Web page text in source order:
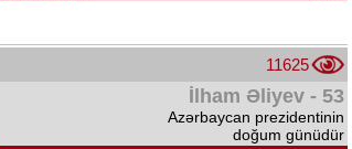
11625
İlham Əliyev - 53
Azərbaycan prezidentinin
doğum günüdür